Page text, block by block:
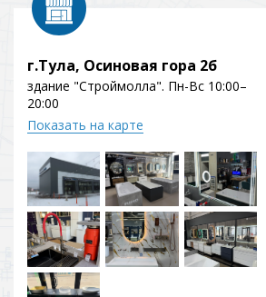
г.Тула, Осиновая гора 2б
здание "Строймолла". Пн-Вс 10:00–
20:00
Показать на карте